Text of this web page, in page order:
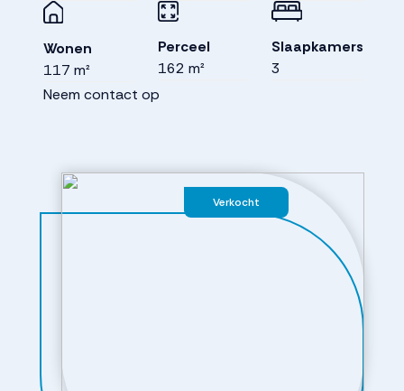
Verkocht
Wonen
117 m²
Perceel
162 m²
Slaapkamers
3
Neem contact op